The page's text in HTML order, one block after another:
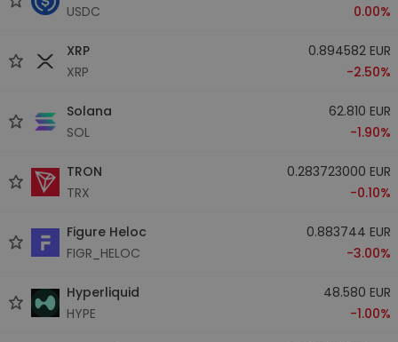
USDC
0.00%
XRP
XRP
0.894582 EUR
-2.50%
Solana
SOL
62.810 EUR
-1.90%
TRON
TRX
0.283723000 EUR
-0.10%
Figure Heloc
FIGR_HELOC
0.883744 EUR
-3.00%
Hyperliquid
HYPE
48.580 EUR
-1.00%